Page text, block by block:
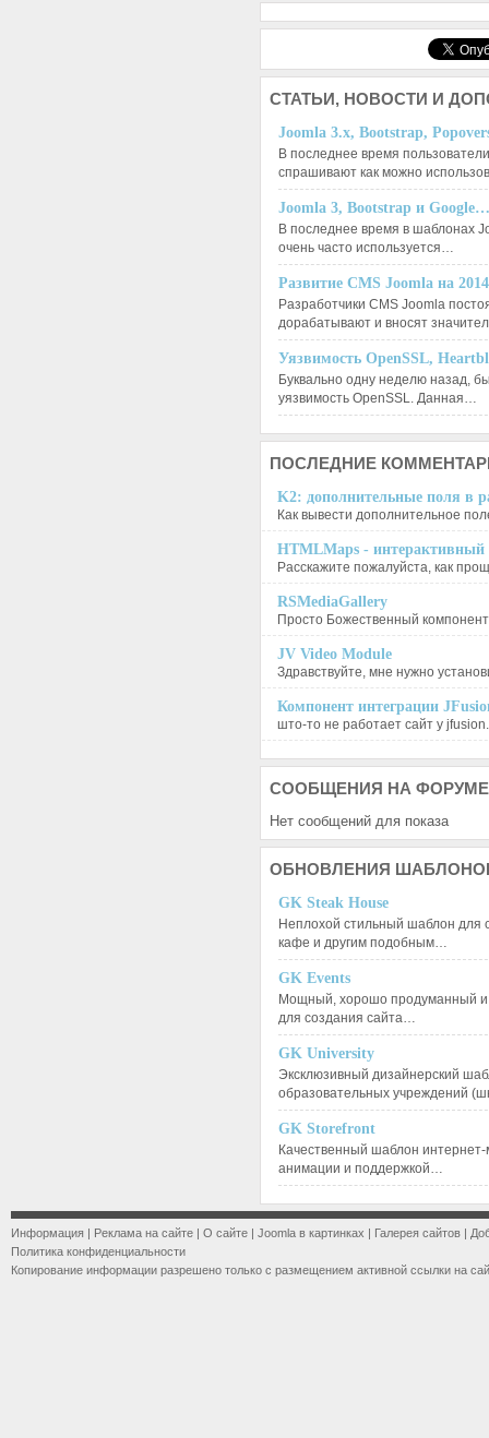
СТАТЬИ, НОВОСТИ И
Joomla 3.x, Bootstrap,
В последнее время
спрашивают как можно
Joomla 3, Bootstrap и Google…
В последнее время в шаблонах
очень часто используется…
Развитие CMS Joomla на
Разработчики CMS Joomla
дорабатывают и вносят
Уязвимость OpenSSL,
Буквально одну неделю назад,
уязвимость OpenSSL. Данная…
ПОСЛЕДНИЕ
K2: дополнительные поля в
Как вывести дополнительное
HTMLMaps - интерактивный
Расскажите пожалуйста, как
RSMediaGallery
Просто Божественный
JV Video Module
Здравствуйте, мне нужно
Компонент интеграции
што-то не работает сайт у
СООБЩЕНИЯ НА ФОРУМЕ
Нет сообщений для показа
ОБНОВЛЕНИЯ
GK Steak House
Неплохой стильный шаблон для
кафе и другим подобным…
GK Events
Мощный, хорошо продуманный и
для создания сайта…
GK University
Эксклюзивный дизайнерский
образовательных учреждений
GK Storefront
Качественный шаблон
анимации и поддержкой…
Информация | Реклама на сайте | О сайте | Joomla в картинках | Галерея сайтов |
Политика конфиденциальности
Копирование информации разрешено только с размещением активной ссылки на